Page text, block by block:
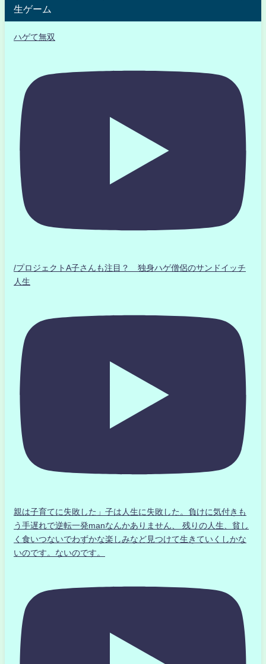
生ゲーム
ハゲて無双
/プロジェクトA子さんも注目？ 独身ハゲ僧侶のサンドイッチ
人生
親は子育てに失敗した」子は人生に失敗した。負けに気付きも
う手遅れで逆転一発manなんかありません、 残りの人生、貧し
く食いつないでわずかな楽しみなど見つけて生きていくしかな
いのです。ないのです。